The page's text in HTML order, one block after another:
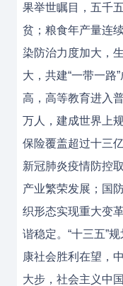
果举世瞩目，五千
贫；粮食年产量连
染防治力度加大，
大，共建“一带一路
高，高等教育进入
万人，建成世界上
保险覆盖超过十三
新冠肺炎疫情防控
产业繁荣发展；国
织形态实现重大变
谐稳定。“十三五”
康社会胜利在望，
大步，社会主义中